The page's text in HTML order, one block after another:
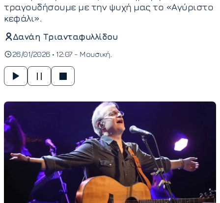
τραγουδήσουμε με την ψυχή μας το «Αγύριστο
κεφάλι».
Δανάη Τριανταφυλλίδου
26/01/2026 • 12:07 - Μουσική